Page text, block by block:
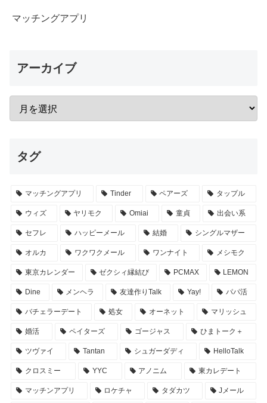
マッチングアプリ
アーカイブ
タグ
マッチングアプリ Tinder ペアーズ タップル
ウィズ ヤリモク Omiai 童貞 出会い系
セフレ ハッピーメール 結婚 シングルマザー
オルカ ワクワクメール ワンナイト メシモク
東京カレンダー ゼクシィ縁結び PCMAX LEMON
Dine メンヘラ 友達作りTalk Yay! パパ活
バチェラーデート 処女 オーネット マリッシュ
婚活 ペイターズ ゴージャス ひまトーク＋
ツヴァイ Tantan シュガーダディ HelloTalk
クロスミー YYC アノニム 東カレデート
マッチンアプリ ロケチャ タダカツ Jメール